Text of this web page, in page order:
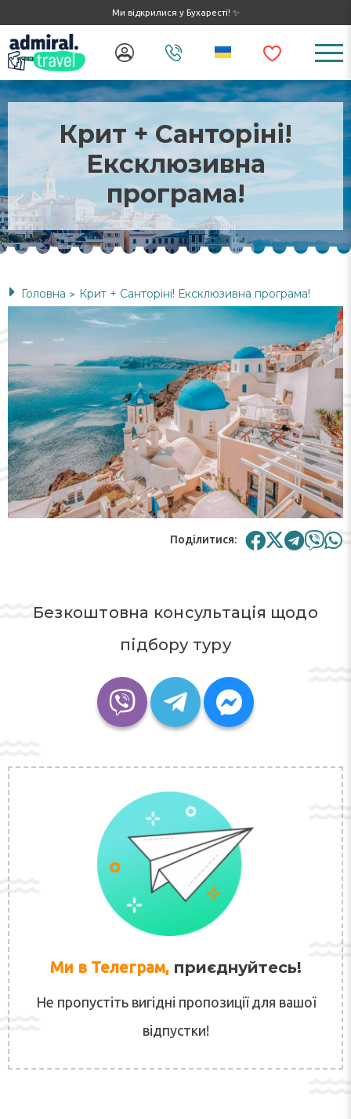
Ми відкрилися у Бухаресті! ✨
Крит + Санторіні!
Ексклюзивна
програма!
Головна > Крит + Санторіні! Ексклюзивна програма!
Поділитися:
Безкоштовна консультація щодо
підбору туру
Ми в Телеграм,приєднуйтесь!
Не пропустіть вигідні пропозиції для вашої
відпустки!